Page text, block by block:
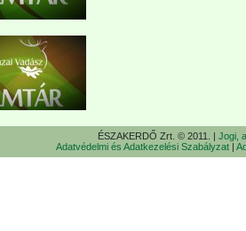
ÉSZAKERDŐ Zrt. © 2011. | Jogi,
Adatvédelmi és Adatkezelési Szabályzat|